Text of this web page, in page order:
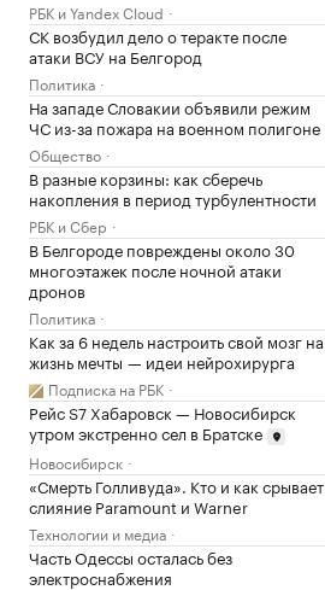
РБК и Yandex Cloud
СК возбудил дело о теракте после
атаки ВСУ на Белгород
Политика
На западе Словакии объявили режим
ЧС из-за пожара на военном полигоне
Общество
В разные корзины: как сберечь
накопления в период турбулентности
РБК и Сбер
В Белгороде повреждены около 30
многоэтажек после ночной атаки
дронов
Политика
Как за 6 недель настроить свой мозг на
жизнь мечты — идеи нейрохирурга
Подписка на РБК
Рейс S7 Хабаровск — Новосибирск
утром экстренно сел в Братске
Новосибирск
«Смерть Голливуда». Кто и как срывает
слияние Paramount и Warner
Технологии и медиа
Часть Одессы осталась без
электроснабжения